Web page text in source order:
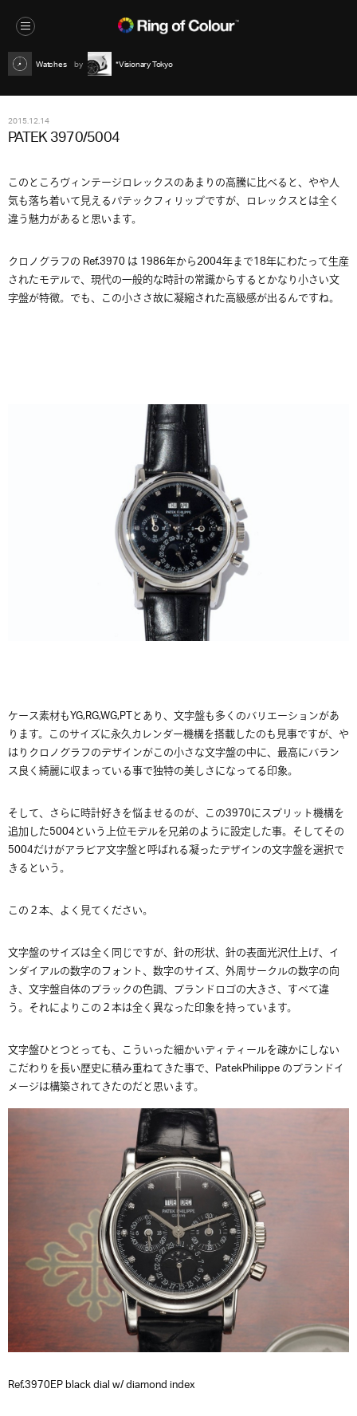
Watches *Visionary Tokyo
2015.12.14
PATEK 3970/5004
このところヴィンテージロレックスのあまりの高騰に比べると、やや人
気も落ち着いて見えるパテックフィリップですが、ロレックスとは全く
違う魅力があると思います。
クロノグラフの Ref.3970 は 1986年から2004年まで18年にわたって生産
されたモデルで、現代の一般的な時計の常識からするとかなり小さい文
字盤が特徴。でも、この小ささ故に凝縮された高級感が出るんですね。
ケース素材もYG,RG,WG,PTとあり、文字盤も多くのバリエーションがあ
ります。このサイズに永久カレンダー機構を搭載したのも見事ですが、や
はりクロノグラフのデザインがこの小さな文字盤の中に、最高にバラン
ス良く綺麗に収まっている事で独特の美しさになってる印象。
そして、さらに時計好きを悩ませるのが、この3970にスプリット機構を
追加した5004という上位モデルを兄弟のように設定した事。そしてその
5004だけがアラビア文字盤と呼ばれる凝ったデザインの文字盤を選択で
きるという。
この２本、よく見てください。
文字盤のサイズは全く同じですが、針の形状、針の表面光沢仕上げ、イ
ンダイアルの数字のフォント、数字のサイズ、外周サークルの数字の向
き、文字盤自体のブラックの色調、ブランドロゴの大きさ、すべて違
う。それによりこの２本は全く異なった印象を持っています。
文字盤ひとつとっても、こういった細かいディティールを疎かにしない
こだわりを長い歴史に積み重ねてきた事で、PatekPhilippe のブランドイ
メージは構築されてきたのだと思います。
Ref.3970EP black dial w/ diamond index